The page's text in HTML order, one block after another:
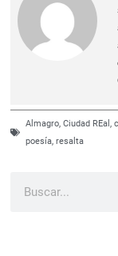
Almagro,Ciudad REal,
poesía,resalta